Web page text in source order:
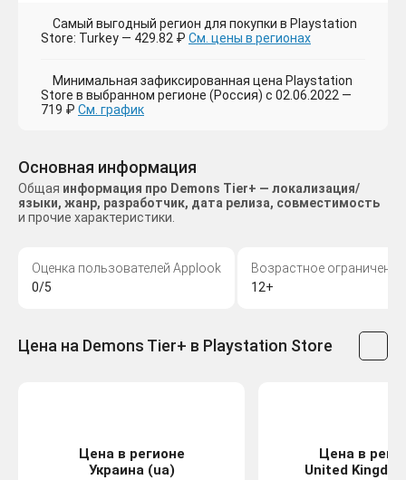
Самый выгодный регион для покупки в Playstation
Store: Turkey — 429.82 ₽ См. цены в регионах
Минимальная зафиксированная цена Playstation
Store в выбранном регионе (Россия) с 02.06.2022 —
719 ₽ См. график
Основная информация
Общая информация про Demons Tier+ — локализация/
языки, жанр, разработчик, дата релиза, совместимость
и прочие характеристики.
Оценка пользователей Applook
0/5
Возрастное ограничение
12+
Цена на Demons Tier+ в Playstation Store
Цена в регионе
Украина (ua)
Цена в
United